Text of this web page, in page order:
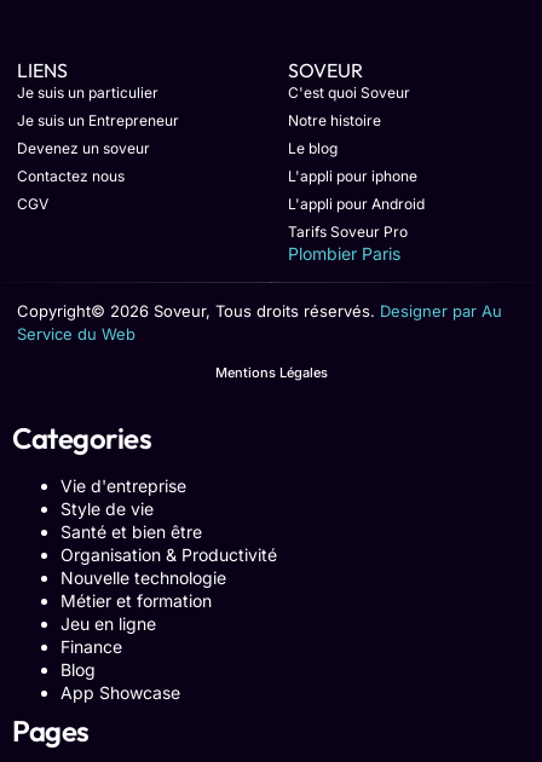
LIENS
Je suis un particulier
Je suis un Entrepreneur
Devenez un soveur
Contactez nous
CGV
SOVEUR
C'est quoi Soveur
Notre histoire
Le blog
L'appli pour iphone
L'appli pour Android
Tarifs Soveur Pro
Plombier Paris
Copyright© 2026 Soveur, Tous droits réservés. Designer par Au
Service du Web
Mentions Légales
Categories
Vie d'entreprise
Style de vie
Santé et bien être
Organisation & Productivité
Nouvelle technologie
Métier et formation
Jeu en ligne
Finance
Blog
App Showcase
Pages